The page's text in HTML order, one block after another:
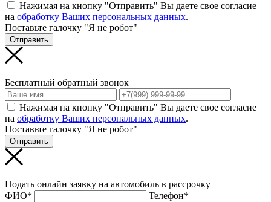
Нажимая на кнопку "Отправить" Вы даете свое согласие
на обработку Ваших персональных данных.
Поставьте галочку "Я не робот"
Отправить
Бесплатный обратный звонок
Нажимая на кнопку "Отправить" Вы даете свое согласие
на обработку Ваших персональных данных.
Поставьте галочку "Я не робот"
Отправить
Подать онлайн заявку на автомобиль в рассрочку
ФИО*
Телефон*